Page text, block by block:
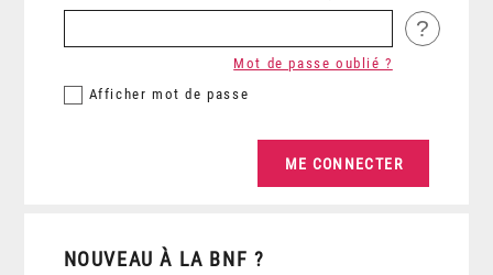
?
Afficher mot de passe
Mot de passe oublié ?
NOUVEAU À LA BNF ?